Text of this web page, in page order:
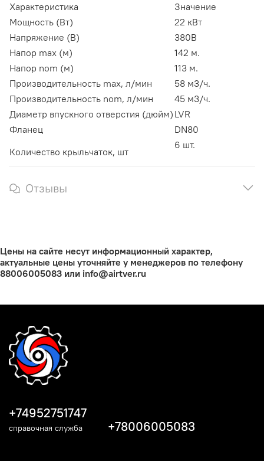
Характеристика
Значение
Мощность (Вт)
22 кВт
Напряжение (В)
380В
Напор max (м)
142 м.
Напор nom (м)
113 м.
Производительность max, л/мин
58 м3/ч.
Производительность nom, л/мин
45 м3/ч.
Диаметр впускного отверстия (дюйм) LVR
Фланец
DN80
Количество крыльчаток, шт
6 шт.
Отзывы
Цены на сайте несут информационный характер,
актуальные цены уточняйте у менеджеров по телефону
88006005083 или info@airtver.ru
+74952751747
справочная служба +78006005083